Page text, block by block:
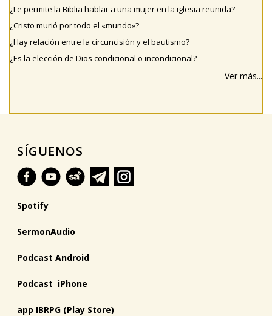
¿Le permite la Biblia hablar a una mujer en la iglesia reunida?
¿Cristo murió por todo el «mundo»?
¿Hay relación entre la circuncisión y el bautismo?
¿Es la elección de Dios condicional o incondicional?
Ver más...
SÍGUENOS
Spotify
SermonAudio
Podcast Android
Podcast iPhone
app IBRPG (Play Store)